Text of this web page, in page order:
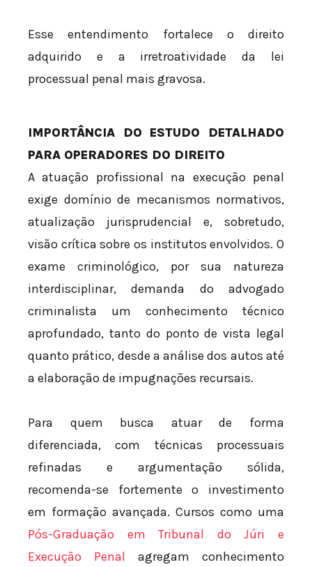
Esse entendimento fortalece o direito
adquirido e a irretroatividade da lei
processual penal mais gravosa.
IMPORTÂNCIA DO ESTUDO DETALHADO
PARA OPERADORES DO DIREITO
A atuação profissional na execução penal
exige domínio de mecanismos normativos,
atualização jurisprudencial e, sobretudo,
visão crítica sobre os institutos envolvidos. O
exame criminológico, por sua natureza
interdisciplinar, demanda do advogado
criminalista um conhecimento técnico
aprofundado, tanto do ponto de vista legal
quanto prático, desde a análise dos autos até
a elaboração de impugnações recursais.
Para quem busca atuar de forma
diferenciada, com técnicas processuais
refinadas e argumentação sólida,
recomenda-se fortemente o investimento
em formação avançada. Cursos como uma
Pós-Graduação em Tribunal do Júri e
Execução Penal agregam conhecimento